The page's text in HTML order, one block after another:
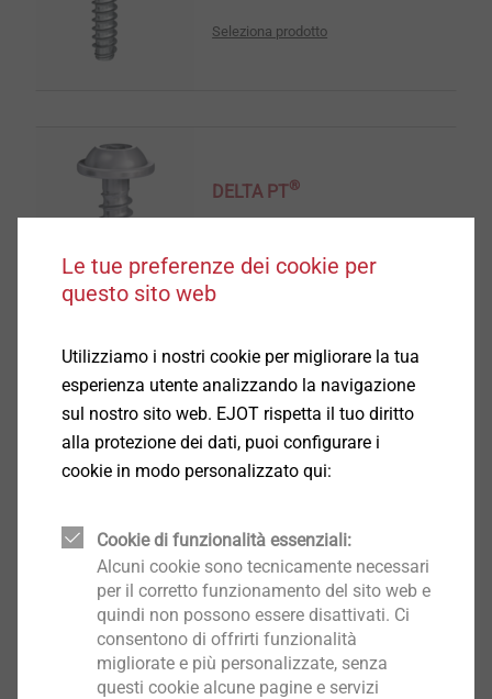
Seleziona prodotto
DELTA PT®
DELTA PT DS
Seleziona prodotto
EJOFORM®
Seleziona prodotto
Le tue preferenze dei cookie per
questo sito web
Utilizziamo i nostri cookie per migliorare la tua
esperienza utente analizzando la navigazione
sul nostro sito web. EJOT rispetta il tuo diritto
alla protezione dei dati, puoi configurare i
cookie in modo personalizzato qui:
Cookie di funzionalità essenziali:
Alcuni cookie sono tecnicamente necessari
per il corretto funzionamento del sito web e
quindi non possono essere disattivati. Ci
consentono di offrirti funzionalità
migliorate e più personalizzate, senza
questi cookie alcune pagine e servizi